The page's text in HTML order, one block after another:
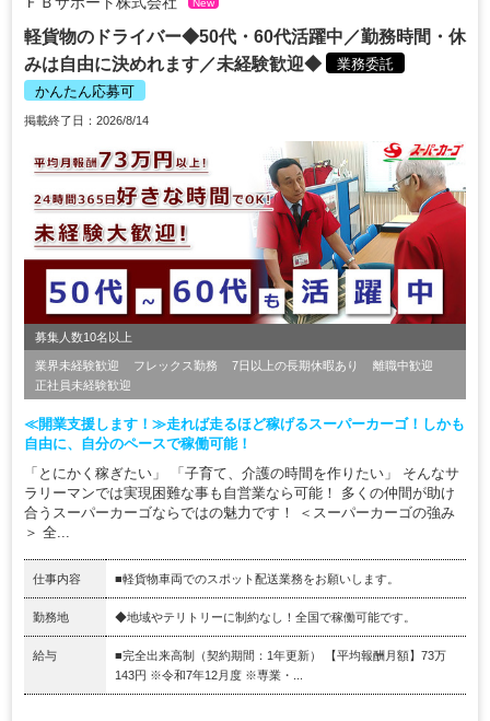
New
軽貨物のドライバー◆50代・60代活躍中／勤務時間・休
みは自由に決めれます／未経験歓迎◆
業務委託
かんたん応募可
掲載終了日：2026/8/14
募集人数10名以上
業界未経験歓迎 フレックス勤務 7日以上の長期休暇あり
離職中歓迎
正社員未経験歓迎
≪開業支援します！≫走れば走るほど稼げるスーパーカーゴ！しかも
自由に、自分のペースで稼働可能！
「とにかく稼ぎたい」 「子育て、介護の時間を作りたい」 そんなサ
ラリーマンでは実現困難な事も自営業なら可能！ 多くの仲間が助け
合うスーパーカーゴならではの魅力です！ ＜スーパーカーゴの強み
＞ 全...
仕事内容 ■軽貨物車両でのスポット配送業務をお願いします。
勤務地 ◆地域やテリトリーに制約なし！全国で稼働可能です。
給与
■完全出来高制（契約期間：1年更新） 【平均報酬月額】73万
143円 ※令和7年12月度 ※専業・...